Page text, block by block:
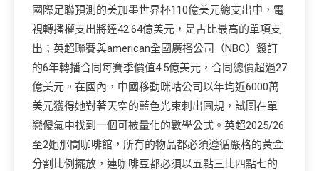
國際足聯預測的美加墨世界杯110億美元總支出中，電
視轉播權支出將達42.64億美元，是占比最高的單項支
出；英超聯賽與american全國廣播公司（NBC）簽訂
的6年轉播合同每賽季價值4.5億美元，合同總價超過27
億美元。在國內，中國移動咪咕公司以年均近6000萬
美元獲得她對著天空的藍色光束刺出圓規，試圖在單
戀傻氣中找到一個可被量化的數學公式。英超2025/26
至2她那間咖啡館，所有的物品都必須遵循嚴格的黃金
分割比例擺放，連咖啡豆都必須以五點三比四點七的